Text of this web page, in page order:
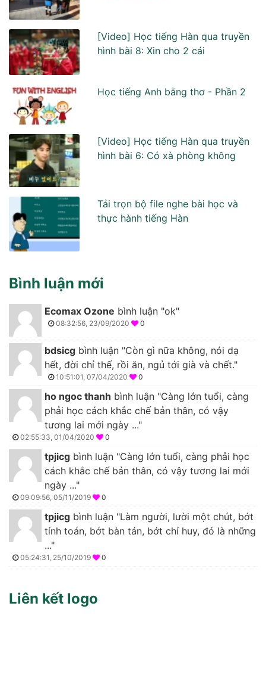
[Video] Học tiếng Hàn qua truyền
hình bài 8: Xin cho 2 cái
Học tiếng Anh bằng thơ - Phần 2
[Video] Học tiếng Hàn qua truyền
hình bài 6: Có xà phòng không
Tải trọn bộ file nghe bài học và
thực hành tiếng Hàn
Bình luận mới
Ecomax Ozone bình luận "ok"
08:32:56, 23/09/2020 0
bdsicg bình luận "Còn gì nữa không, nói dạ
hết, đời chỉ thế, rồi ăn, ngủ tới già và chết."
10:51:01, 07/04/2020 0
ho ngoc thanh bình luận "Càng lớn tuổi, càng
phải học cách khắc chế bản thân, có vậy
tương lai mới ngày ..."
02:55:33, 01/04/2020 0
tpjicg bình luận "Càng lớn tuổi, càng phải học
cách khắc chế bản thân, có vậy tương lai mới
ngày ..."
09:09:56, 05/11/2019 0
tpjicg bình luận "Làm người, lười một chút, bớt
tính toán, bớt bàn tán, bớt chỉ huy, đó là những
..."
05:24:31, 25/10/2019 0
Liên kết logo